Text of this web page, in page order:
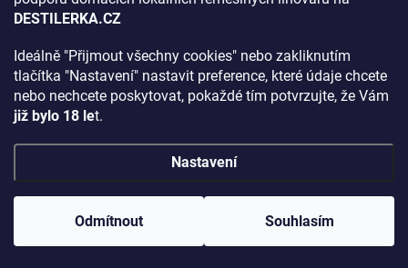
DESTILERKA.CZ
Ideálně "Přijmout všechny cookies" nebo zakliknutím
tlačítka "Nastavení" nastavit preference, které údaje chcete
nebo nechcete poskytovat, pokaždé tím potvrzujte, že Vám
již bylo 18 let.
Nastavení
Odmítnout Souhlasím
Jak vybrat dárek na Vánoce
Archiv
Vytvořil Shoptet
Copyright 2026DESTILERKA.CZ. Všechna práva vyhrazena.Upravit